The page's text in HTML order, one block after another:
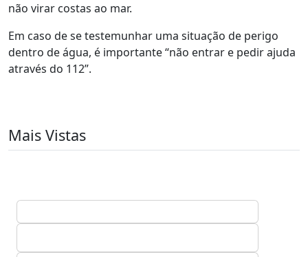
não virar costas ao mar.
Em caso de se testemunhar uma situação de perigo
dentro de água, é importante “não entrar e pedir ajuda
através do 112”.
Mais Vistas